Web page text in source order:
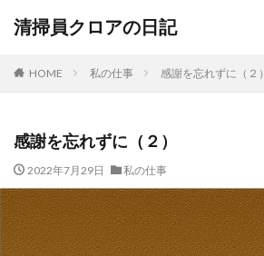
清掃員クロアの日記
HOME 私の仕事 感謝を忘れずに（２）
感謝を忘れずに（２）
2022年7月29日 私の仕事